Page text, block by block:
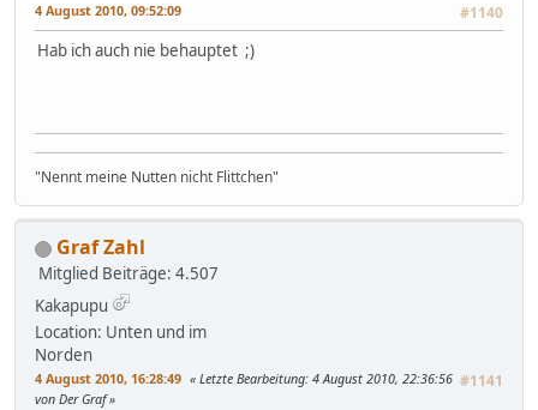
4 August 2010, 09:52:09 #1140
Hab ich auch nie behauptet ;)
"Nennt meine Nutten nicht Flittchen"
Graf Zahl
Mitglied Beiträge: 4.507
Kakapupu
Location: Unten und im
Norden
4 August 2010, 16:28:49 #1141
Letzte Bearbeitung: 4 August 2010, 22:36:56
von Der Graf